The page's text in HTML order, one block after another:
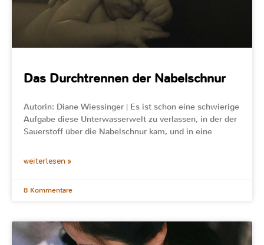
Das Durchtrennen der Nabelschnur
Autorin: Diane Wiessinger | Es ist schon eine schwierige
Aufgabe diese Unterwasserwelt zu verlassen, in der der
Sauerstoff über die Nabelschnur kam, und in eine
weiterlesen »
8 Kommentare